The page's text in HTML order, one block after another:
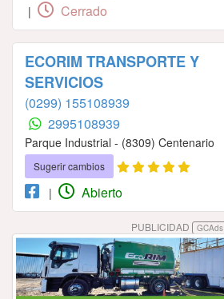
| Cerrado
ECORIM TRANSPORTE Y
SERVICIOS
(0299) 155108939
2995108939
Parque Industrial - (8309) Centenario
Sugerir cambios
| Abierto
PUBLICIDAD GCAds